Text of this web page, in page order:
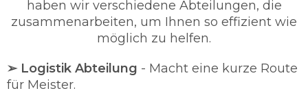
haben wir verschiedene Abteilungen, die
zusammenarbeiten, um Ihnen so effizient wie
möglich zu helfen.
➢ Logistik Abteilung - Macht eine kurze Route
für Meister.